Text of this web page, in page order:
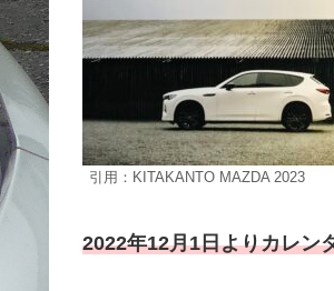
引用：KITAKANTO MAZDA 2023
2022年12月1日よりカレン